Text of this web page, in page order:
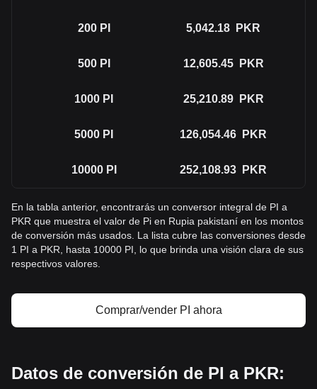
200 PI 5,042.18 PKR
500 PI 12,605.45 PKR
1000 PI 25,210.89 PKR
5000 PI 126,054.46 PKR
10000 PI 252,108.93 PKR
En la tabla anterior, encontrarás un conversor integral de PI a
PKR que muestra el valor de Pi en Rupia pakistaní en los montos
de conversión más usados. La lista cubre las conversiones desde
1 PI a PKR, hasta 10000 PI, lo que brinda una visión clara de sus
respectivos valores.
Comprar/vender PI ahora
Datos de conversión de PI a PKR: